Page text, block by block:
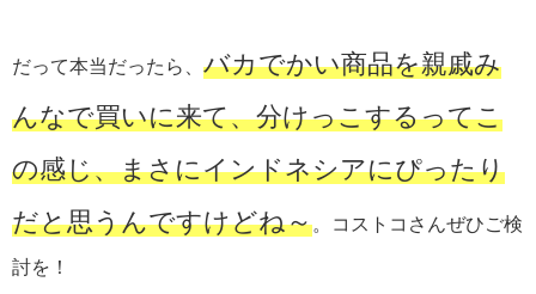
だって本当だったら、 バカでかい商品を親戚み
んなで買いに来て、分けっこするってこ
の感じ、まさにインドネシアにぴったり
だと思うんですけどね～。コストコさんぜひご検
討を！